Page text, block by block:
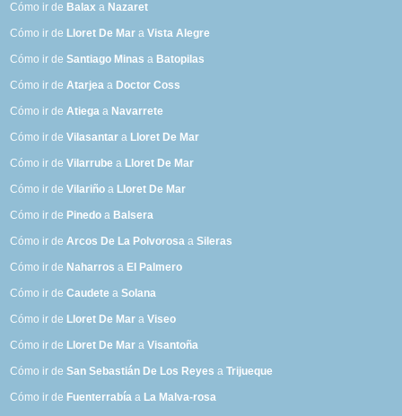
Cómo ir de Balax a Nazaret
Cómo ir de Lloret De Mar aVista Alegre
Cómo ir deSantiago Minas a Batopilas
Cómo ir deAtarjea a Doctor Coss
Cómo ir deAtiega a Navarrete
Cómo ir deVilasantar a Lloret De Mar
Cómo ir deVilarrube a Lloret De Mar
Cómo ir deVilariño a Lloret De Mar
Cómo ir de Pinedo a Balsera
Cómo ir deArcos De La Polvorosa aSileras
Cómo ir de Naharros a El Palmero
Cómo ir deCaudete aSolana
Cómo ir de Lloret De Mar aViseo
Cómo ir de Lloret De Mar aVisantoña
Cómo ir deSan Sebastián De Los Reyes aTrijueque
Cómo ir de Fuenterrabía a La Malva-rosa